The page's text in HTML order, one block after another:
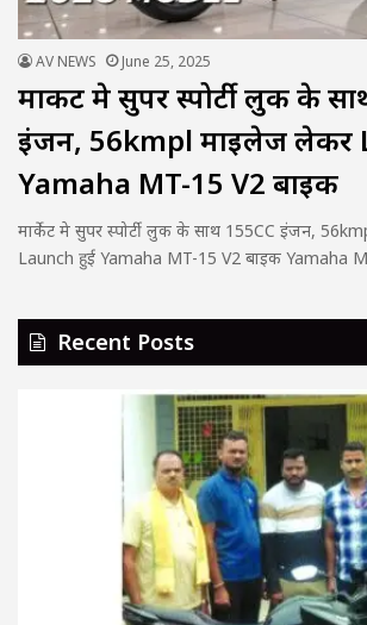
AV NEWS June 25, 2025
मार्केट मे सुपर स्पोर्टी लुक के
इंजन, 56kmpl माइलेज लेकर
Yamaha MT-15 V2 बाइक
मार्केट मे सुपर स्पोर्टी लुक के साथ 155CC इंजन,
Launch हुई Yamaha MT-15 V2 बाइक Yamaha
Recent Posts